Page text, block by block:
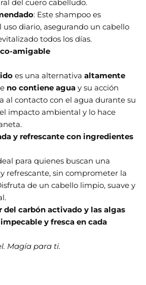
del cuero cabelludo.
: Este shampoo es
uso diario, asegurando un cabello
todos los días.
amigable
es una alternativa altamente
no contiene agua y su acción
al contacto con el agua durante su
impacto ambiental y lo hace
y refrescante con ingredientes
para quienes buscan una
refrescante, sin comprometer la
de un cabello limpio, suave y
del carbón activado y las algas
y fresca en cada
Magía para ti.